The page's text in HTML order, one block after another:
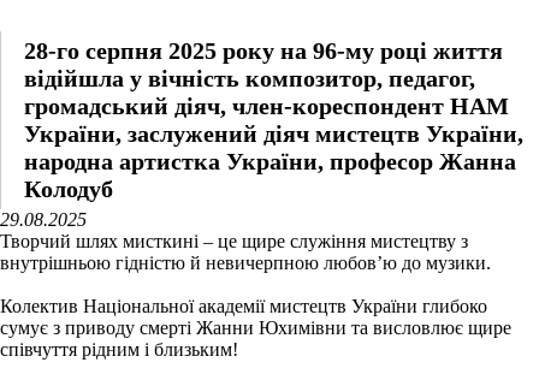
28-го серпня 2025 року на 96-му році життя
відійшла у вічність композитор, педагог,
громадський діяч, член-кореспондент НАМ
України, заслужений діяч мистецтв України,
народна артистка України, професор Жанна
Колодуб
29.08.2025
Творчий шлях мисткині – це щире служіння мистецтву з
внутрішньою гідністю й невичерпною любов’ю до музики.
Колектив Національної академії мистецтв України глибоко
сумує з приводу смерті Жанни Юхимівни та висловлює щире
співчуття рідним і близьким!